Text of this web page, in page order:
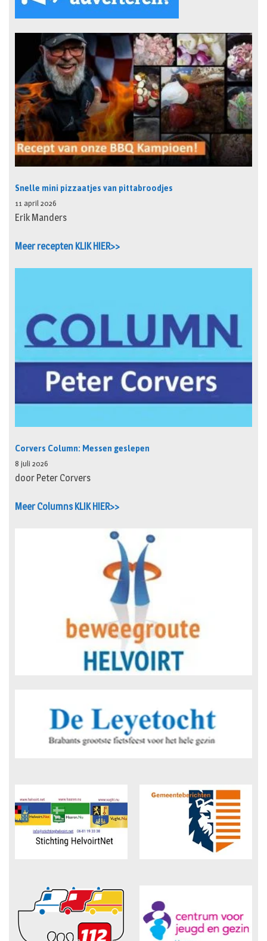
Snelle mini pizzaatjes van pittabroodjes
11 april 2026
Erik Manders
Meer recepten KLIK HIER>>
Corvers Column: Messen geslepen
8 juli 2026
door Peter Corvers
Meer Columns KLIK HIER>>